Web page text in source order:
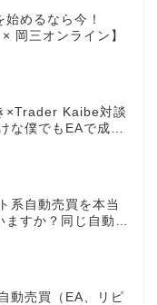
めるなら今！
岡三オンライン】
×Trader Kaibe対談
な僕でもEAで成り
系自動売買を本当
ますか？同じ自動売
動売買（EA、リピ